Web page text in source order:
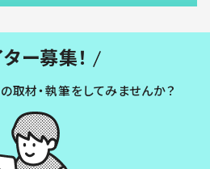
ー募集！
取材・執筆をしてみませんか？